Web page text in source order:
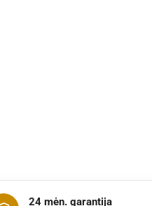
24 mėn. garantija